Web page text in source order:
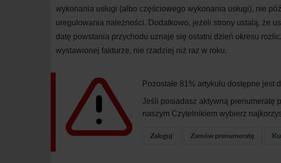
wykonania usługi (albo częściowego wykonania usługi), nie
uregulowania należności. Dodatkowo, jeżeli strony ustalą, że
datę powstania przychodu uznaje się ostatni dzień okresu
wystawionej fakturze, nie rzadziej niż raz w roku.
Pozostałe 81% artykułu dostępne
Jeśli posiadasz aktywną prenumeratę
naszym Czytelnikiem wybierz
Zaloguj Zamów prenumeratę